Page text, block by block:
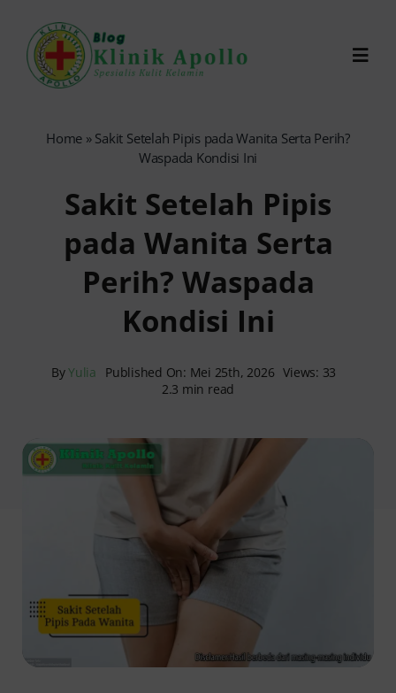
content
Reservasi Online
Home » Sakit Setelah Pipis pada Wanita Serta Perih?
Waspada Kondisi Ini
Sakit Setelah Pipis
pada Wanita Serta
Perih? Waspada
Kondisi Ini
ByYulia Published On: Mei 25th, 2026 Views: 33
2.3 min read